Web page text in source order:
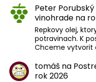
Peter Porubský
vinohrade na
Repkovy olej,
potravinach. K
Chceme vytvorit
tomáš na
rok 2026